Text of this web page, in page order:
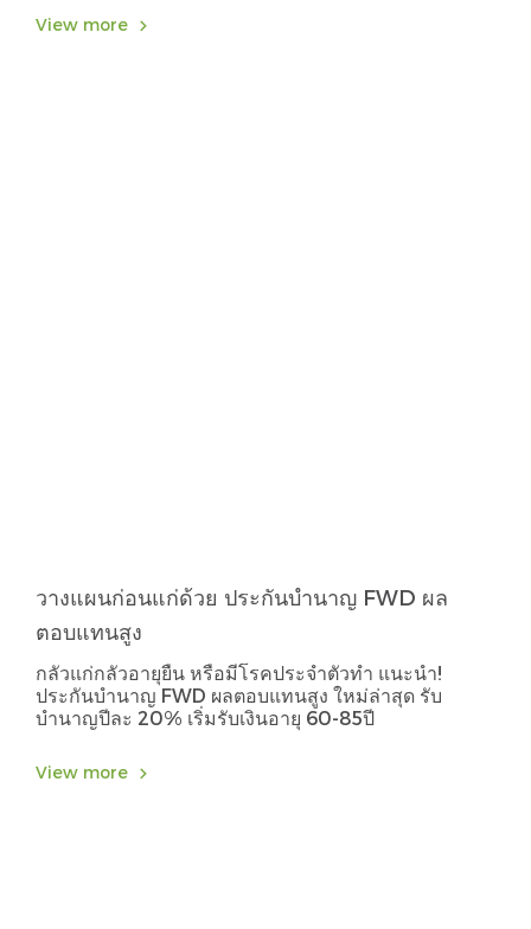
View more
วางแผนก่อนแก่ด้วย ประกันบำนาญ FWD ผล
ตอบแทนสูง
กลัวแก่กลัวอายุยืน หรือมีโรคประจำตัวทำ แนะนำ!
ประกันบำนาญ FWD ผลตอบแทนสูง ใหม่ล่าสุด รับ
บำนาญปีละ 20% เริ่มรับเงินอายุ 60-85ปี
View more